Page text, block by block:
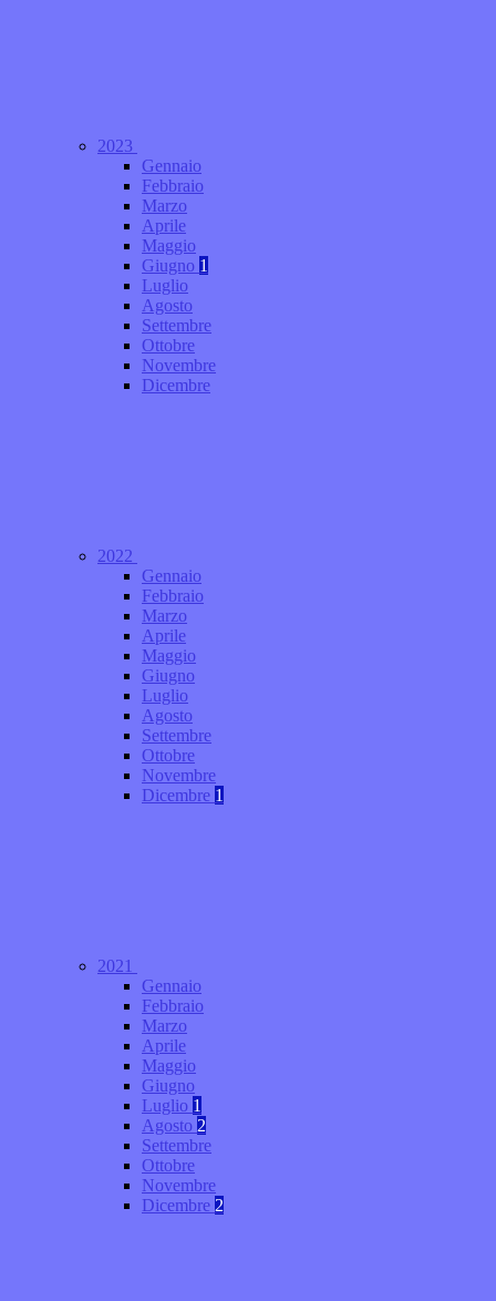
2023
Gennaio
Febbraio
Marzo
Aprile
Maggio
Giugno 1
Luglio
Agosto
Settembre
Ottobre
Novembre
Dicembre
2022
Gennaio
Febbraio
Marzo
Aprile
Maggio
Giugno
Luglio
Agosto
Settembre
Ottobre
Novembre
Dicembre 1
2021
Gennaio
Febbraio
Marzo
Aprile
Maggio
Giugno
Luglio 1
Agosto 2
Settembre
Ottobre
Novembre
Dicembre 2